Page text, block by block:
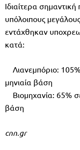
Ιδιαίτερα
υπόλοιπους
εντάχθηκαν
κατά:
Λιανεμπόριο:
μηνιαία βάση
Βιομηχανία: 65%
βάση
cnn.gr